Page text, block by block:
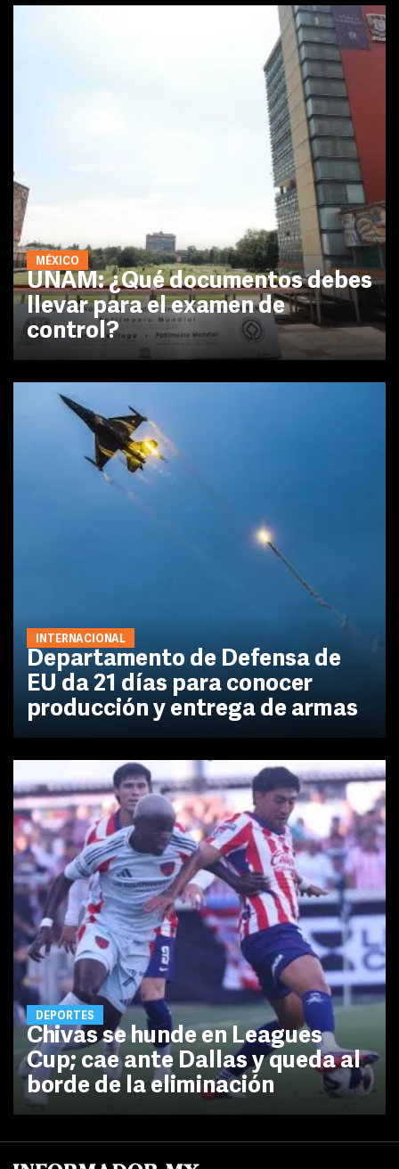
MÉXICO
UNAM: ¿Qué documentos debes
llevar para el examen de
control?
INTERNACIONAL
Departamento de Defensa de
EU da 21 días para conocer
producción y entrega de armas
DEPORTES
Chivas se hunde en Leagues
Cup; cae ante Dallas y queda al
borde de la eliminación